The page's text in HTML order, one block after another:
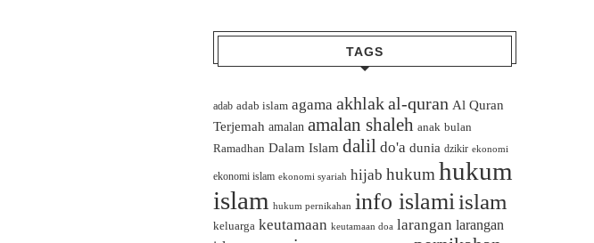
TAGS
adab adab islam agama akhlakal-quran Al Quran
Terjemah amalan amalan shaleh anak bulan
Ramadhan Dalam Islam dalil do'a dunia dzikir ekonomi
ekonomi islam ekonomi syariah hijab hukum hukum
islam hukum pernikahan info islamiislam
keluarga keutamaan keutamaan doa larangan larangan